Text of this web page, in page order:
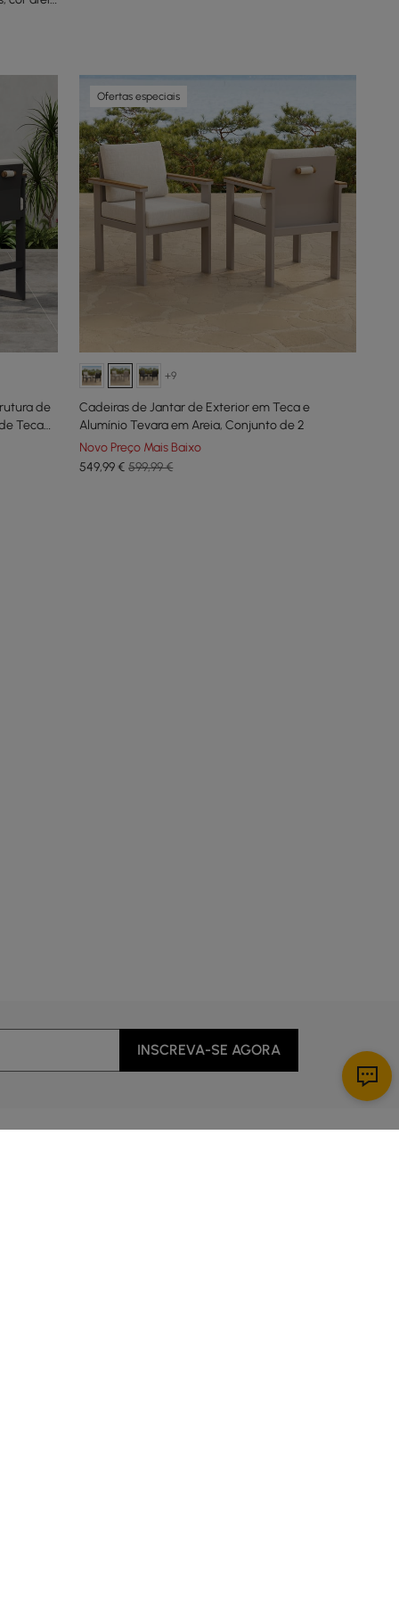
de
Teca
Ofertas especiais
+9
Cadeiras de Jantar de Exterior em Teca e
Alumínio Tevara em Areia, Conjunto de 2
Novo Preço Mais Baixo
549,99€ 599,99 €
INSCREVA-SE AGORA